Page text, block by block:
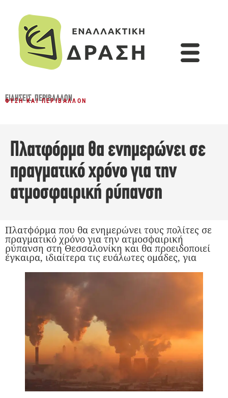
ΕΙΔΉΣΕΙΣ,ΠΕΡΙΒΆΛΛΟΝ
ΦΎΣΗ ΚΑΙ ΠΕΡΙΒΆΛΛΟΝ
Πλατφόρμα θα ενημερώνει σε
πραγματικό χρόνο για την
ατμοσφαιρική ρύπανση
Πλατφόρμα που θα ενημερώνει τους πολίτες σε
πραγματικό χρόνο για την ατμοσφαιρική
ρύπανση στη Θεσσαλονίκη και θα προειδοποιεί
έγκαιρα, ιδιαίτερα τις ευάλωτες ομάδες, για